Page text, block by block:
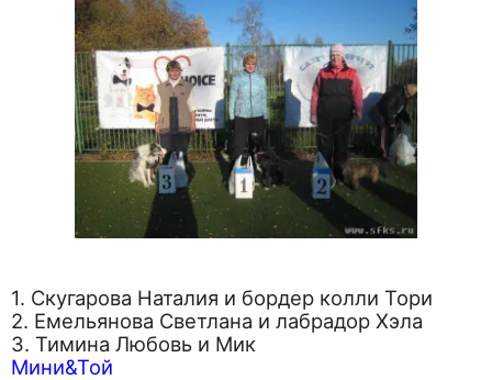
1. Скугарова Наталия и бордер колли Тори
2. Емельянова Светлана и лабрадор Хэла
3. Тимина Любовь и Мик
Мини&Той